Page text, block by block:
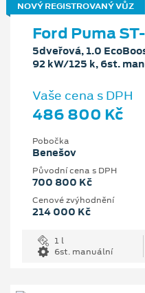
NOVÝ REGISTROVANÝ VŮZ
Ford Puma
5dveřová, 1.0
92 kW/125 k, 6st.
Vaše cena s DPH
486 800 Kč
Pobočka
Benešov
Původní cena s DPH
700 800 Kč
Cenové zvýhodnění
214 000 Kč
1 l
6st. manuální